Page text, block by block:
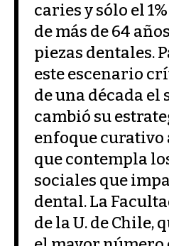
caries y sólo el
de más de 64
piezas dentales.
este escenario
de una década
cambió su
enfoque curativo
que contempla
sociales que
dental. La
de la U. de Chile,